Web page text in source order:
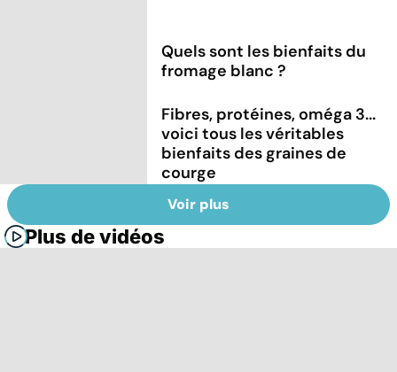
Quels sont les bienfaits du
fromage blanc ?
Fibres, protéines, oméga 3...
voici tous les véritables
bienfaits des graines de
courge
Voir plus
Plus de vidéos